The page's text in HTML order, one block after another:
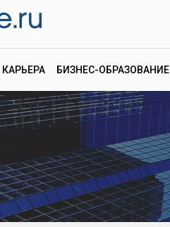
КАРЬЕРА БИЗНЕС-ОБРАЗОВАНИЕ